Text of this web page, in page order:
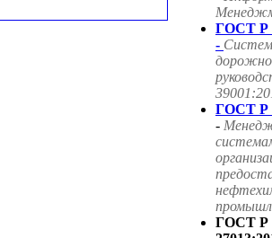
ГОСТ Р
-
ГОСТ Р
-
ГОСТ